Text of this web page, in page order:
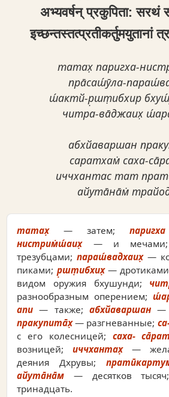
अभ्यवर्षन् प्रकुपिता: सरथं
इच्छन्तस्तत्प्रतीकर्तुमयुतानां
татах̣ паригха-
пра̄саш́ӯла-
ш́актй-р̣шт̣ибхир
читра-ва̄джаих̣
абхйаваршан
саратхам̇ саха-
иччхантас тат
айута̄на̄м̇
татах̣— затем; паригха
нистрим̇ш́аих̣— и
трезубцами;параш́вадхаих̣—
пиками; р̣шт̣ибхих̣—
видом оружия бхушунди;
разнообразным оперением;
апи — также; абхйаваршан —
пракупита̄х̣— разгневанные;
с его колесницей; саха-
возницей;иччхантах̣—
деяния Дхрувы;
айута̄на̄м — десятков
тринадцать.